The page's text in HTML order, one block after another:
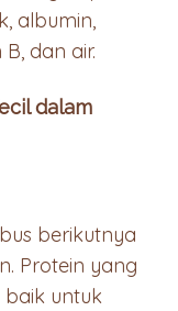
albumin,
dan air.
dalam
berikutnya
Protein yang
untuk